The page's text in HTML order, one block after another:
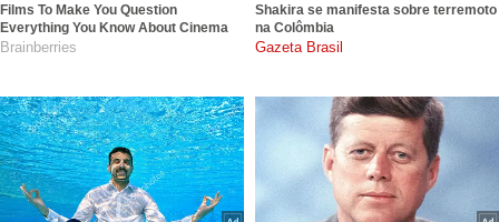
Films To Make You Question
Everything You Know About Cinema
Brainberries
Shakira se manifesta sobre terremoto
na Colômbia
gazetabrasil.com.br